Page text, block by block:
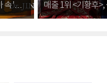
속 '다
기
매출 1위 <기황후>,
한도전> 차지, MBC